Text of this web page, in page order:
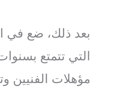
بعد ذلك، ضع في
التي تتمتع
مؤهلات الفنيين